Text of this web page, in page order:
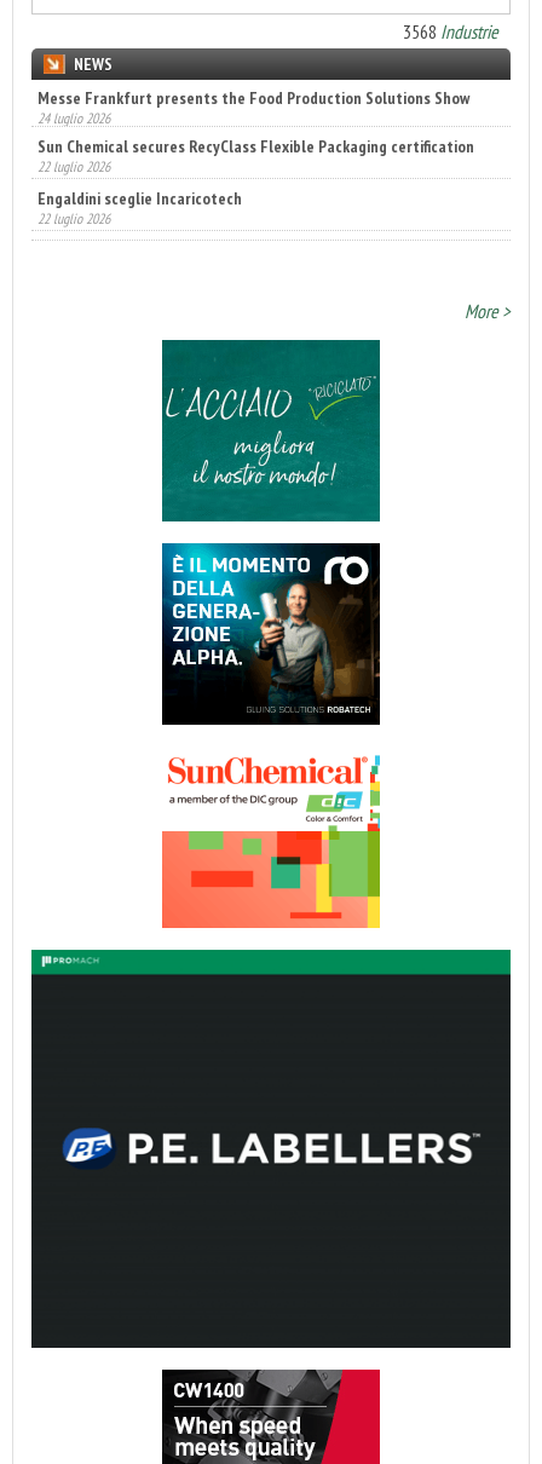
3568 Industrie
NEWS
Messe Frankfurt presents the Food Production Solutions Show
24 luglio 2026
Sun Chemical secures RecyClass Flexible Packaging certification
22 luglio 2026
Engaldini sceglie Incaricotech
22 luglio 2026
Annunciati i finalisti dei Diamonds Awards 2026 di FTA Europe
14 luglio 2026
More >